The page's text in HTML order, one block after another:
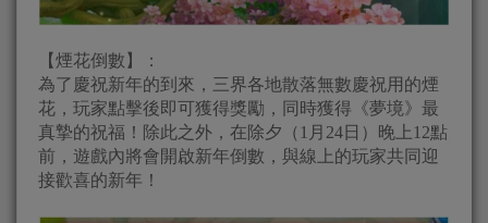
【煙花倒數】：
為了慶祝新年的到來，三界各地散落無數慶祝用的煙
花，玩家點擊後即可獲得獎勵，同時獲得《夢境》最
真摯的祝福！除此之外，在除夕（1月24日）晚上12點
前，遊戲內將會開啟新年倒數，與線上的玩家共同迎
接歡喜的新年！